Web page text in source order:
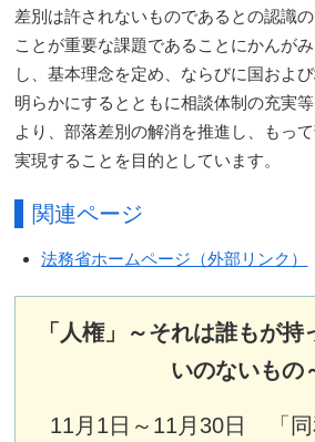
差別は許されないものであるとの認識
ことが重要な課題であることにかんが
し、基本理念を定め、ならびに国およ
明らかにするとともに相談体制の充実
より、部落差別の解消を推進し、もっ
実現することを目的としています。
関連ページ
法務省ホームページ（外部リンク）
「人権」～それは誰もが
いのないもの
11月1日～11月30日 「同